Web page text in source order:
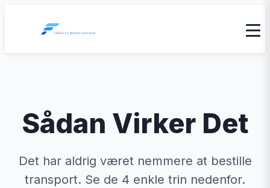
Sådan Virker Det
Det har aldrig været nemmere at bestille
transport. Se de 4 enkle trin nedenfor.